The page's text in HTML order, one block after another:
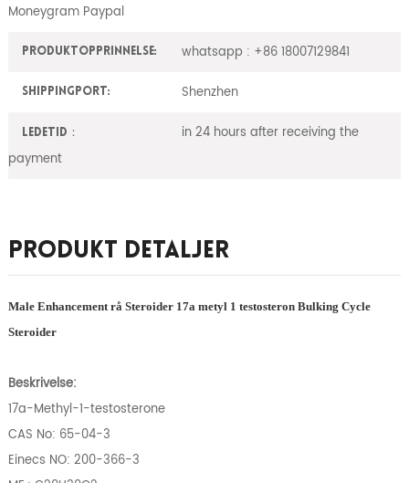
Moneygram Paypal
Produktopprinnelse: whatsapp : +86 18007129841
ShippingPort: Shenzhen
Ledetid：
in 24 hours after receiving the
payment
Produkt Detaljer
Male Enhancement rå Steroider 17a metyl 1 testosteron Bulking Cycle
Steroider
Beskrivelse:
17a-Methyl-1-testosterone
CAS No: 65-04-3
Einecs NO: 200-366-3